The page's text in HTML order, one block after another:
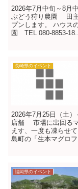
2026年7月中旬～8月
ぶどう狩り農園 田主
プンします。 ハウス
園 TEL 080-8853-
長崎県のイベント
2026年7月25日（土
店舗 市場に出回る
えす、一度も凍らせ
島町の「生本マグロ
福岡県のイベント